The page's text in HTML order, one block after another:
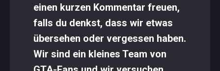
einen kurzen Kommentar freuen,
falls du denkst, dass wir etwas
übersehen oder vergessen haben.
Wir sind ein kleines Team von